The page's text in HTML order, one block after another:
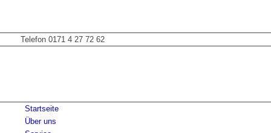
Telefon 0171 4 27 72 62
Startseite
Über uns